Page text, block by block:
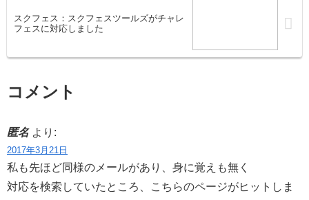
スクフェス：スクフェスツールズがチャレ
フェスに対応しました
コメント
匿名 より:
2017年3月21日
私も先ほど同様のメールがあり、身に覚えも無く
対応を検索していたところ、こちらのページがヒットしま